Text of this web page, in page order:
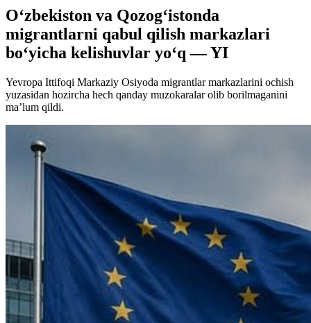
O‘zbekiston va Qozog‘istonda
migrantlarni qabul qilish markazlari
bo‘yicha kelishuvlar yo‘q — YI
Yevropa Ittifoqi Markaziy Osiyoda migrantlar markazlarini ochish
yuzasidan hozircha hech qanday muzokaralar olib borilmaganini
ma’lum qildi.